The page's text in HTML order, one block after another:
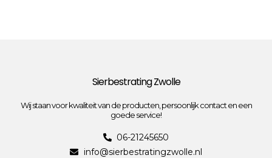
Sierbestrating Zwolle
Wij staan voor kwaliteit van de producten, persoonlijk contact en een
goede service!
06-21245650
info@sierbestratingzwolle.nl